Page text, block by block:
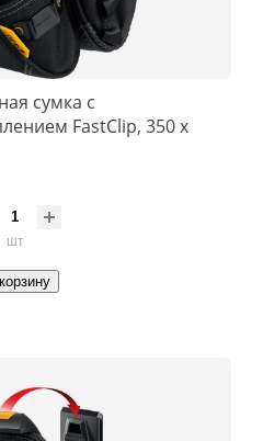
сумка с
FastClip, 350 х
шт